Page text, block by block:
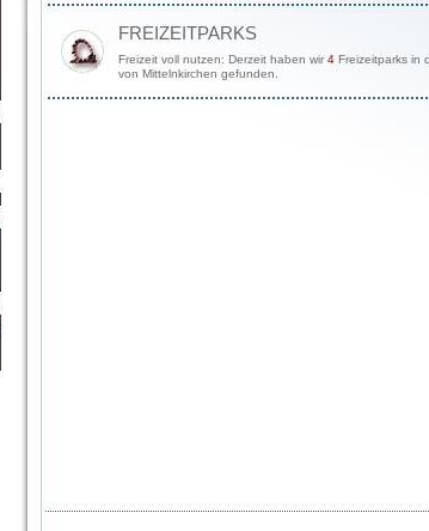
FREIZEITPARKS
Freizeit voll nutzen: Derzeit haben wir 4Freizeitparks in
von Mittelnkirchen gefunden.